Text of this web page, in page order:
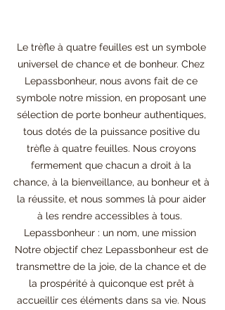
Le trèfle à quatre feuilles est un symbole
universel de chance et de bonheur. Chez
Lepassbonheur, nous avons fait de ce
symbole notre mission, en proposant une
sélection de porte bonheur authentiques,
tous dotés de la puissance positive du
trèfle à quatre feuilles. Nous croyons
fermement que chacun a droit à la
chance, à la bienveillance, au bonheur et à
la réussite, et nous sommes là pour aider
à les rendre accessibles à tous.
Lepassbonheur : un nom, une mission
Notre objectif chez Lepassbonheur est de
transmettre de la joie, de la chance et de
la prospérité à quiconque est prêt à
accueillir ces éléments dans sa vie. Nous